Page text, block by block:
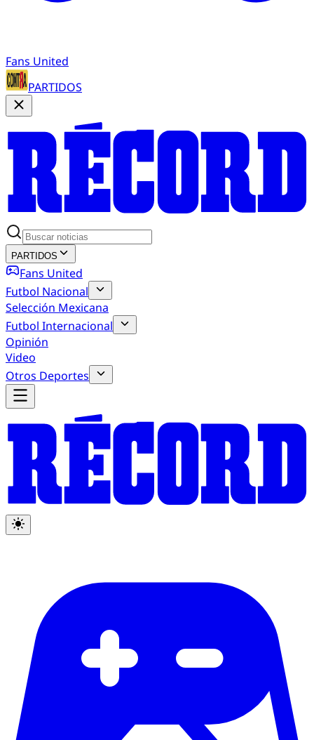
Fans United
PARTIDOS
PARTIDOS
Fans United
Futbol Nacional
Selección Mexicana
Futbol Internacional
Opinión
Video
Otros Deportes